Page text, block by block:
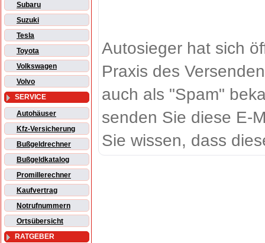
Subaru
Suzuki
Tesla
Toyota
Volkswagen
Volvo
SERVICE
Autohäuser
Kfz-Versicherung
Bußgeldrechner
Bußgeldkatalog
Promillerechner
Kaufvertrag
Notrufnummern
Ortsübersicht
RATGEBER
Autosieger hat sich
Praxis des
auch als "Spam"
senden Sie diese E-
Sie wissen, dass